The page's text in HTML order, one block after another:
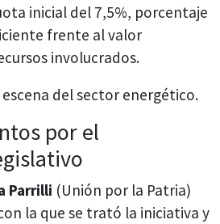
inicial del 7,5%, porcentaje
frente al valor
involucrados.
por el
Parrilli (Unión por la Patria)
la que se trató la iniciativa y